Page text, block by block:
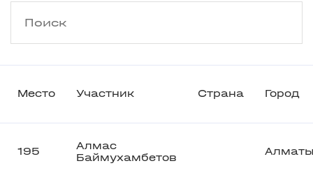
Место Участник Страна Город
195
Алмас
Баймухамбетов